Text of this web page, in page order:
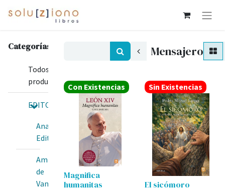
Categorías
Todos los
productos
EDITORIALES
Anawim
Editorial
Amis
de
Van
Mensajero
Con Existencias
Magnifica
humanitas
Sin Existencias
El sicómoro